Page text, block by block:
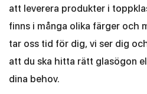
att leverera produkter i
finns i många olika färger och
tar oss tid för dig, vi ser dig
att du ska hitta rätt glasögon
dina behov.